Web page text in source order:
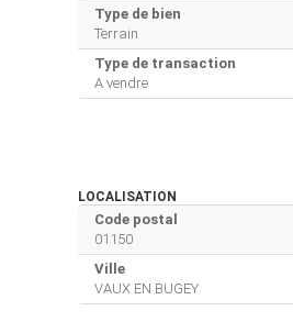
Type de bien
Terrain
Type de transaction
A vendre
LOCALISATION
Code postal
01150
Ville
VAUX EN BUGEY